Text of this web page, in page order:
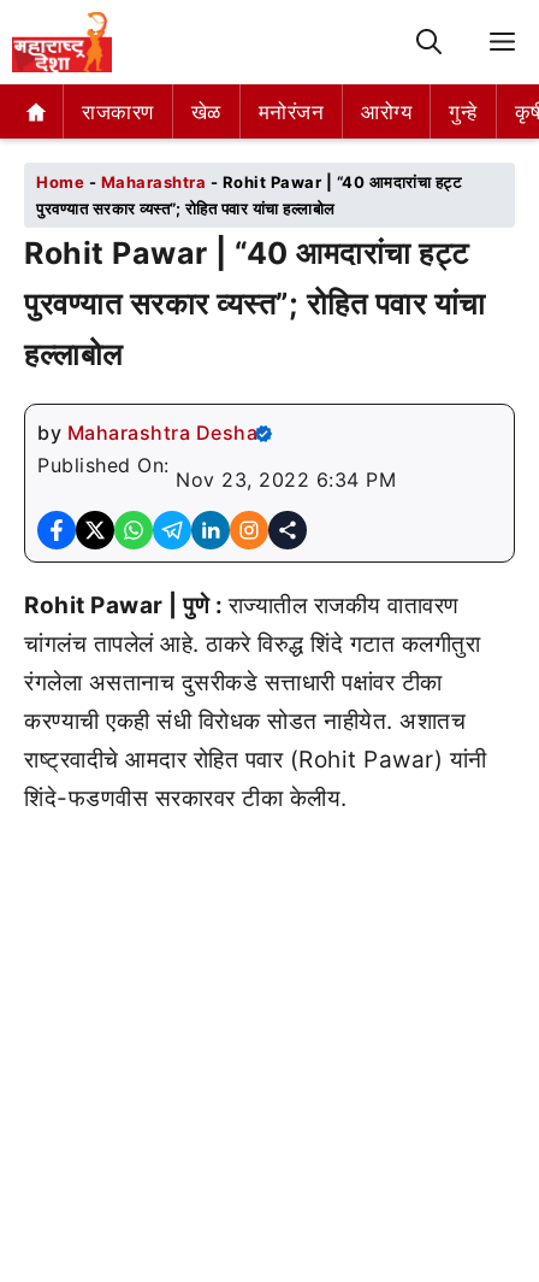
राजकारण खेळ मनोरंजन आरोग्य गुन्हे
राजकारण खेळ मनोरंजन आरोग्य गुन्हे
Home - Maharashtra - Rohit Pawar | “40 आमदारांचा हट्ट
पुरवण्यात सरकार व्यस्त”; रोहित पवार यांचा हल्लाबोल
Rohit Pawar | “40 आमदारांचा हट्ट
पुरवण्यात सरकार व्यस्त”; रोहित पवार यांचा
हल्लाबोल
by Maharashtra Desha
Published On:
Nov 23, 2022 6:34 PM
Rohit Pawar | पुणे :राज्यातील राजकीय वातावरण
चांगलंच तापलेलं आहे. ठाकरे विरुद्ध शिंदे गटात कलगीतुरा
रंगलेला असतानाच दुसरीकडे सत्ताधारी पक्षांवर टीका
करण्याची एकही संधी विरोधक सोडत नाहीयेत. अशातच
राष्ट्रवादीचे आमदार रोहित पवार (Rohit Pawar) यांनी
शिंदे-फडणवीस सरकारवर टीका केलीय.